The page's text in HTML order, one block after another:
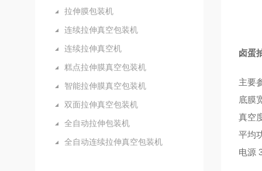
拉伸膜包装机
连续拉伸真空包装机
连续拉伸真空机
糕点拉伸膜真空包装机
智能拉伸膜真空包装机
双面拉伸真空包装机
全自动拉伸包装机
全自动连续拉伸真空包装机
卤蛋
主要
底膜
真空
平均
电源